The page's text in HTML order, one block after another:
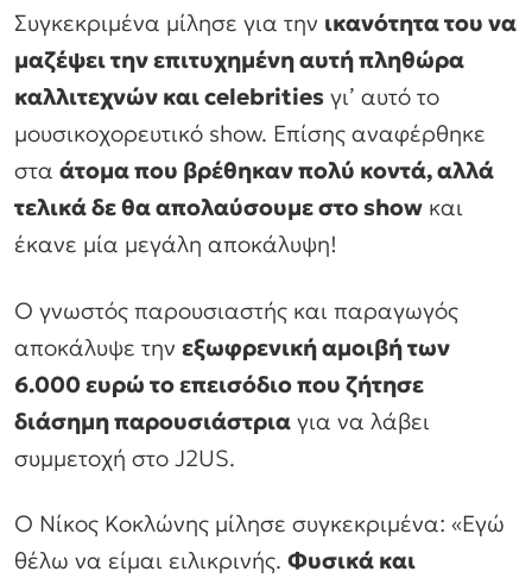
Συγκεκριμένα μίλησε για την ικανότητα του να
μαζέψει την επιτυχημένη αυτή πληθώρα
καλλιτεχνών και celebrities γι’ αυτό το
μουσικοχορευτικό show. Επίσης αναφέρθηκε
στα άτομα που βρέθηκαν πολύ κοντά, αλλά
τελικά δε θα απολαύσουμε στο show και
έκανε μία μεγάλη αποκάλυψη!
O γνωστός παρουσιαστής και παραγωγός
αποκάλυψε την εξωφρενική αμοιβή των
6.000 ευρώ το επεισόδιο που ζήτησε
διάσημη παρουσιάστρια για να λάβει
συμμετοχή στο J2US.
Ο Νίκος Κοκλώνης μίλησε συγκεκριμένα: «Εγώ
θέλω να είμαι ειλικρινής. Φυσικά και